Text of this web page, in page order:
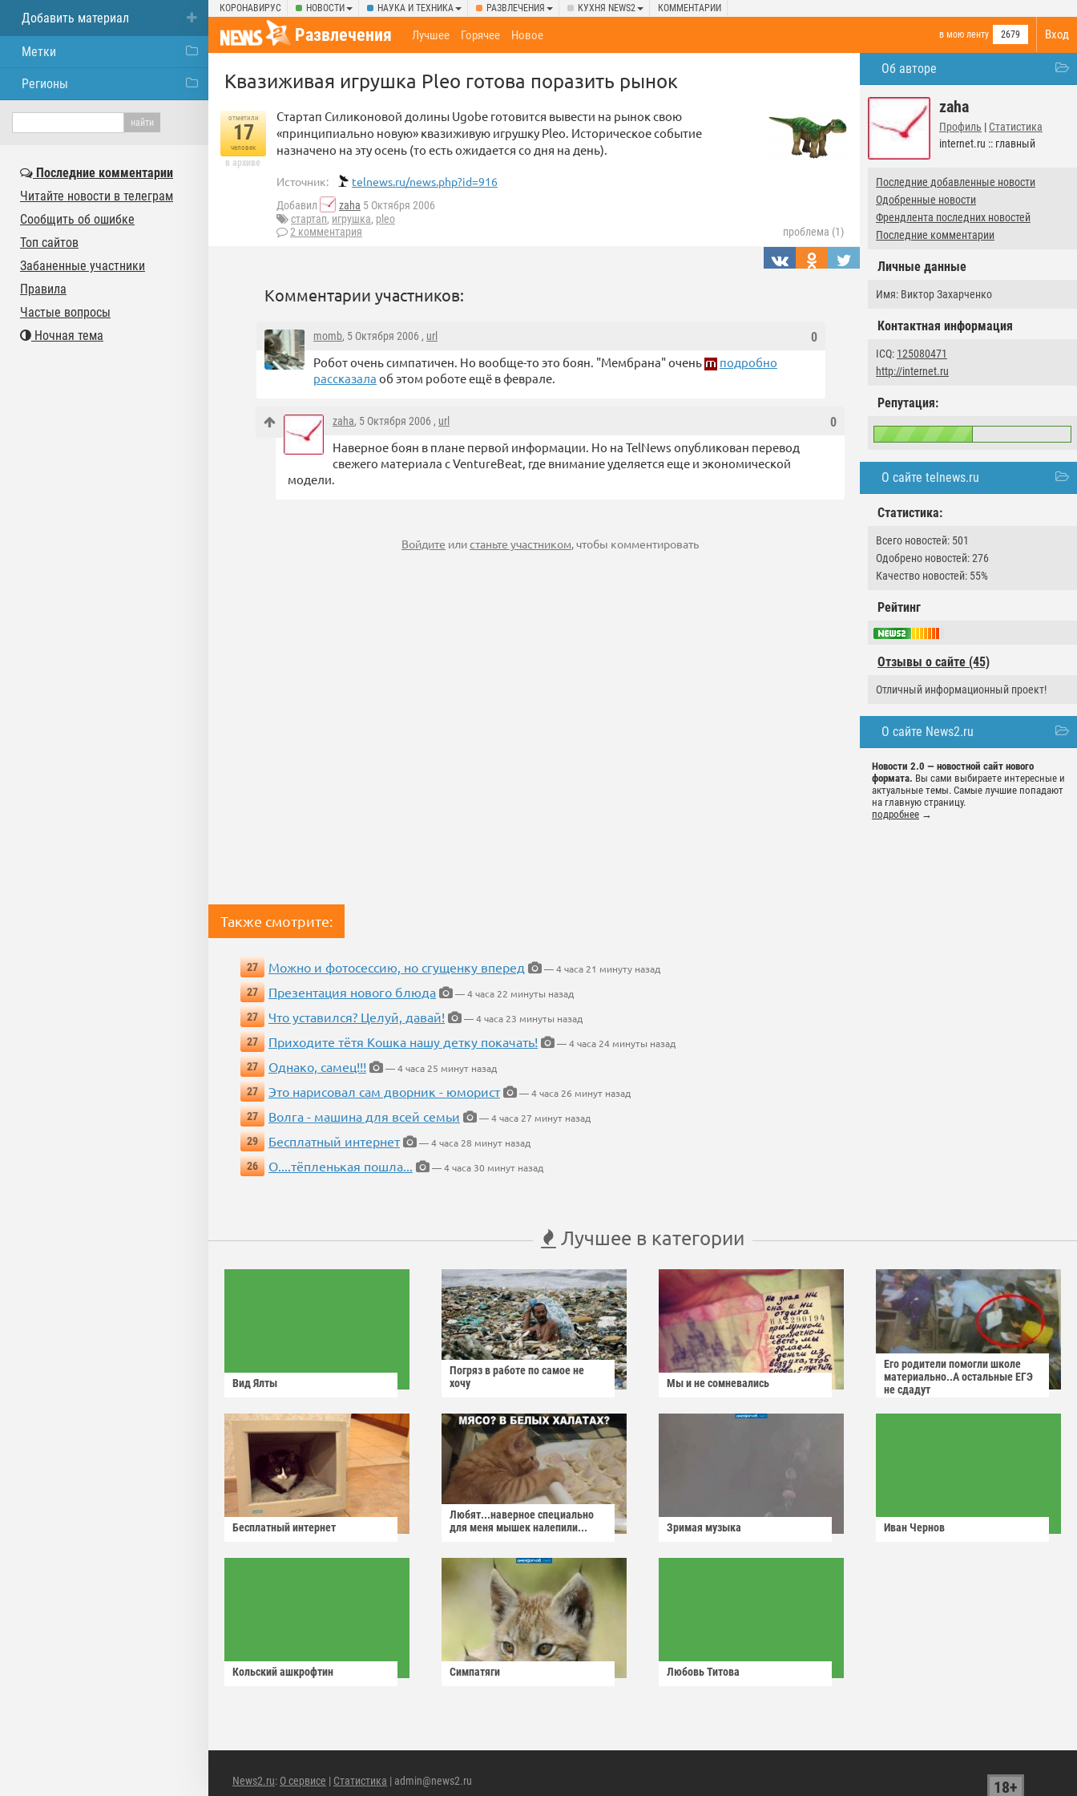
КОРОНАВИРУС НОВОСТИ НАУКА И ТЕХНИКА РАЗВЛЕЧЕНИЯ КУХНЯ NEWS2 КОММЕНТАРИИ
Вход
Развлечения в мою ленту 2679
Лучшее Горячее Новое
Об авторе
zaha
Профиль | Статистика
internet.ru :: главный
Последние добавленные новости
Одобренные новости
Френдлента последних новостей
Последние комментарии
Личные данные
Имя: Виктор Захарченко
Контактная информация
ICQ: 125080471
http://internet.ru
Репутация:
О сайте telnews.ru
Статистика:
Всего новостей: 501
Одобрено новостей: 276
Качество новостей: 55%
Рейтинг
Отзывы о сайте (45)
Отличный информационный проект!
О сайте News2.ru
Новости 2.0 — новостной сайт нового
формата. Вы сами выбираете интересные и
актуальные темы. Самые лучшие попадают
на главную страницу.
подробнее →
Квазиживая игрушка Pleo готова поразить рынок
отметили
17
человек
в архиве
Стартап Силиконовой долины Ugobe готовится вывести на рынок свою
«принципиально новую» квазиживую игрушку Pleo. Историческое событие
назначено на эту осень (то есть ожидается со дня на день).
Источник: telnews.ru/news.php?id=916
Добавил zaha 5 Октября 2006
стартап, игрушка, pleo
2 комментария
проблема (1)
Комментарии участников:
0
momb, 5 Октября 2006 , url
Робот очень симпатичен. Но вообще-то это боян. "Мембрана" очень
подробно
рассказала об этом роботе ещё в феврале.
0
zaha, 5 Октября 2006 , url
Наверное боян в плане первой информации. Но на TelNews опубликован перевод
свежего материала с VentureBeat, где внимание уделяется еще и экономической
модели.
Войдите илистаньте участником, чтобы комментировать
Также смотрите:
27 Можно и фотосессию, но сгущенку вперед
— 4 часа 21 минуту назад
27
Презентация нового блюда
— 4 часа 22 минуты назад
27
Что уставился? Целуй, давай!
— 4 часа 23 минуты назад
27
Приходите тётя Кошка нашу детку покачать!
— 4 часа 24 минуты назад
27
Однако, самец!!!
— 4 часа 25 минут назад
27
Это нарисовал сам дворник - юморист
— 4 часа 26 минут назад
27
Волга - машина для всей семьи
— 4 часа 27 минут назад
29
Бесплатный интернет
— 4 часа 28 минут назад
26
О....тёпленькая пошла... — 4 часа 30 минут назад
Лучшее в категории
Вид Ялты
Погряз в работе по самое не
хочу
Мы и не сомневались
Его родители помогли школе
материально..А остальные ЕГЭ
не сдадут
Бесплатный интернет
Любят...наверное специально
для меня мышек налепили...
Зримая музыка Иван Чернов
Кольский ашкрофтин Симпатяги Любовь Титова
News2.ru: О сервисе | Статистика | admin@news2.ru 18+
Добавить материал
Метки
Регионы
Последние комментарии
Читайте новости в телеграм
Сообщить об ошибке
Топ сайтов
Забаненные участники
Правила
Частые вопросы
Ночная тема